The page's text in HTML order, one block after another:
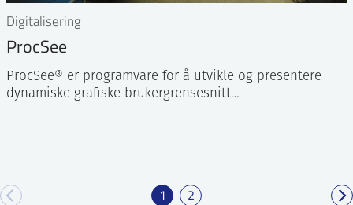
Digitalisering
ProcSee
ProcSee® er programvare for å utvikle og presentere
dynamiske grafiske brukergrensesnitt…
1 2